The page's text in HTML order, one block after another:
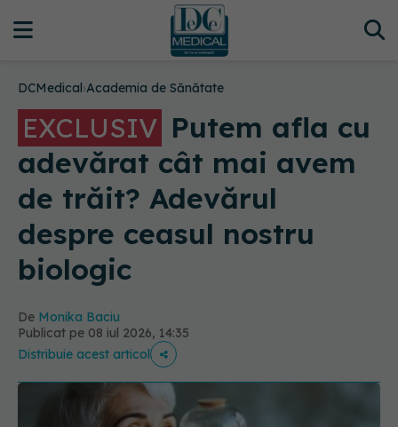
DCMedical›Academia de Sănătate
EXCLUSIV Putem afla cu
adevărat cât mai avem
de trăit? Adevărul
despre ceasul nostru
biologic
De Monika Baciu
Publicat pe 08 iul 2026, 14:35
Distribuie acest articol